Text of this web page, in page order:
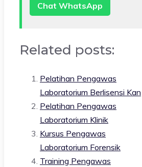
Chat WhatsApp
Related posts:
Pelatihan Pengawas
Laboratorium Berlisensi Kan
Pelatihan Pengawas
Laboratorium Klinik
Kursus Pengawas
Laboratorium Forensik
Training Pengawas